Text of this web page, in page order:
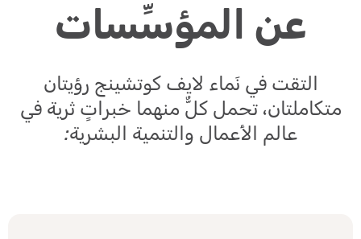
عن المؤسِّسات
التقت في نَماء لايف كوتشينج رؤيتان
متكاملتان، تحمل كلٌّ منهما خبراتٍ ثرية في
عالم الأعمال والتنمية البشرية: